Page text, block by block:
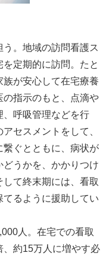
。地域の訪問看護ス
定期的に訪問。たと
族が安心して在宅療養
の指示のもと、点滴や
、呼吸管理などを行
セスメントをして、
ぐとともに、病状が
うかを、かかりつけ
て終末期には、看取
てるように援助してい
人。在宅での看取
、約15万人に増やす必